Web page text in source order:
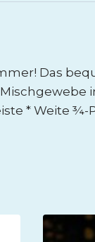
Das
* Weite ¾-